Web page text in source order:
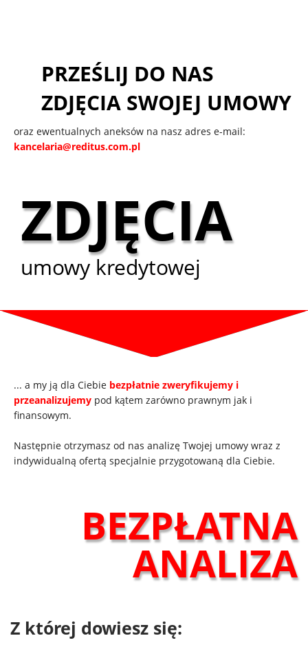
PRZEŚLIJ DO NAS
ZDJĘCIA SWOJEJ UMOWY
oraz ewentualnych aneksów na nasz adres e-mail:
kancelaria@reditus.com.pl
ZDJĘCIA
umowy kredytowej
... a my ją dla Ciebie bezpłatnie zweryfikujemy i
przeanalizujemy pod kątem zarówno prawnym jak i
finansowym.
Następnie otrzymasz od nas analizę Twojej umowy wraz z
indywidualną ofertą specjalnie przygotowaną dla Ciebie.
BEZPŁATNA
ANALIZA
Z której dowiesz się: